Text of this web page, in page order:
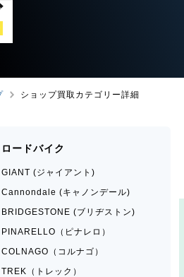
ショップ買取カテゴリー詳細
ロードバイク
GIANT (ジャイアント)
Cannondale (キャノンデール)
BRIDGESTONE (ブリヂストン)
PINARELLO（ピナレロ）
COLNAGO（コルナゴ）
TREK（トレック）